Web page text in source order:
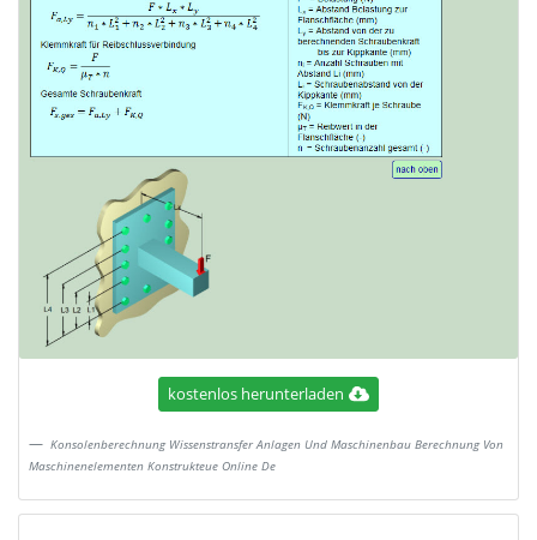
kostenlos herunterladen
Konsolenberechnung Wissenstransfer Anlagen Und Maschinenbau Berechnung Von
Maschinenelementen Konstrukteue Online De